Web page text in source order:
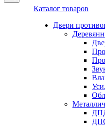
Каталог товаров
Двери